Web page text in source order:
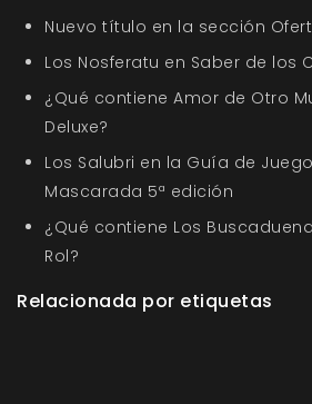
Nuevo título en la sección
Los Nosferatu en Saber de los
¿Qué contiene Amor de Otro
Deluxe?
Los Salubri en la Guía de
Mascarada 5ª edición
¿Qué contiene Los
Rol?
Relacionada por etiquetas